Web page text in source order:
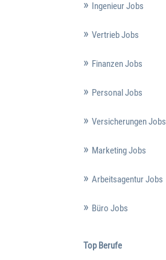
Ingenieur Jobs
Vertrieb Jobs
Finanzen Jobs
Personal Jobs
Versicherungen Jobs
Marketing Jobs
Arbeitsagentur Jobs
Büro Jobs
Top Berufe